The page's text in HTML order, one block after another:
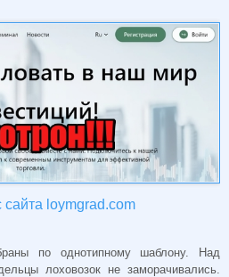
loymgrad.com
по однотипному шаблону. Над
лоховозок не заморачивались.